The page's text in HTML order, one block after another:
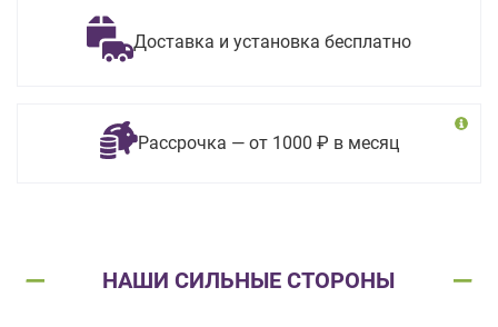
Доставка и установка бесплатно
Рассрочка — от 1000 ₽ в месяц
НАШИ СИЛЬНЫЕ СТОРОНЫ